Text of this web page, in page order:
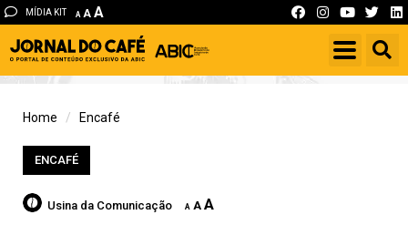
MÍDIA KIT A A A
Home Encafé
ENCAFÉ
Usina da Comunicação A A A